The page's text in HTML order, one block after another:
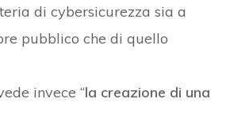
di cybersicurezza sia a
pubblico che di quello
invece “la creazione di una